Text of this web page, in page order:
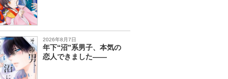
2026年8月7日
年下“沼”系男子、本気の
恋人できました――